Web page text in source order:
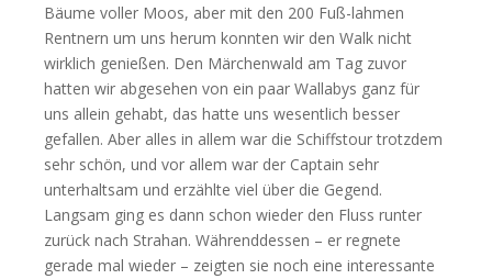
Bäume voller Moos, aber mit den 200 Fuß-lahmen
Rentnern um uns herum konnten wir den Walk nicht
wirklich genießen. Den Märchenwald am Tag zuvor
hatten wir abgesehen von ein paar Wallabys ganz für
uns allein gehabt, das hatte uns wesentlich besser
gefallen. Aber alles in allem war die Schiffstour trotzdem
sehr schön, und vor allem war der Captain sehr
unterhaltsam und erzählte viel über die Gegend.
Langsam ging es dann schon wieder den Fluss runter
zurück nach Strahan. Währenddessen – er regnete
gerade mal wieder – zeigten sie noch eine interessante